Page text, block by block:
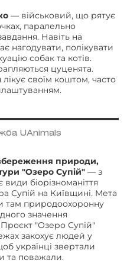
— військовий, що рятує
паралельно
Навіть на
нагодувати, полікувати
собак та котів.
цуценята.
лікує своїм коштом, часто
UAnimals
природи,
"Озеро Супій" — з
біорізноманіття
Супій на Київщині. Мета
там природоохоронну
значення
"Озеро Супій"
закохує людей у
українці звертали
та поважали.